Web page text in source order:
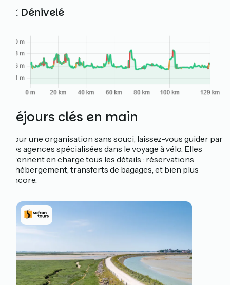
📈 Dénivelé
Séjours clés en main
Pour une organisation sans souci, laissez-vous guider par
des agences spécialisées dans le voyage à vélo. Elles
prennent en charge tous les détails : réservations
d'hébergement, transferts de bagages, et bien plus
encore.